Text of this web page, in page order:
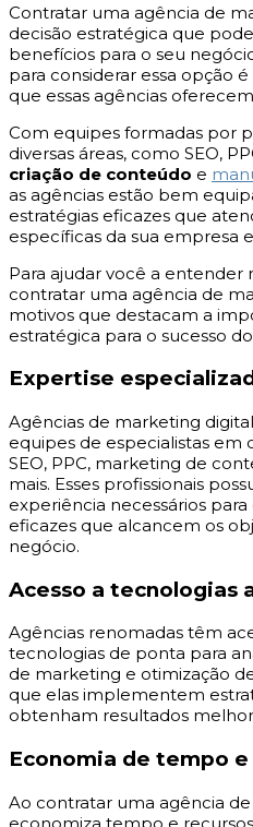
Contratar uma agência de
decisão estratégica que
benefícios para o seu
para considerar essa opção
que essas agências
Com equipes formadas por
diversas áreas, como SEO,
criação de conteúdo e
as agências estão bem
estratégias eficazes que
específicas da sua empresa
Para ajudar você a
contratar uma agência de
motivos que destacam a
estratégica para o sucesso
Expertise
Agências de marketing
equipes de especialistas em
SEO, PPC, marketing de
mais. Esses profissionais
experiência necessários
eficazes que alcancem os
negócio.
Acesso a tecnologias
Agências renomadas têm
tecnologias de ponta para
de marketing e otimização
que elas implementem
obtenham resultados
Economia de tempo
Ao contratar uma agência